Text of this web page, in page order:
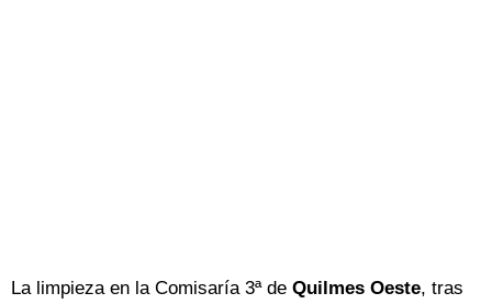
La limpieza en la Comisaría 3ª de Quilmes Oeste, tras